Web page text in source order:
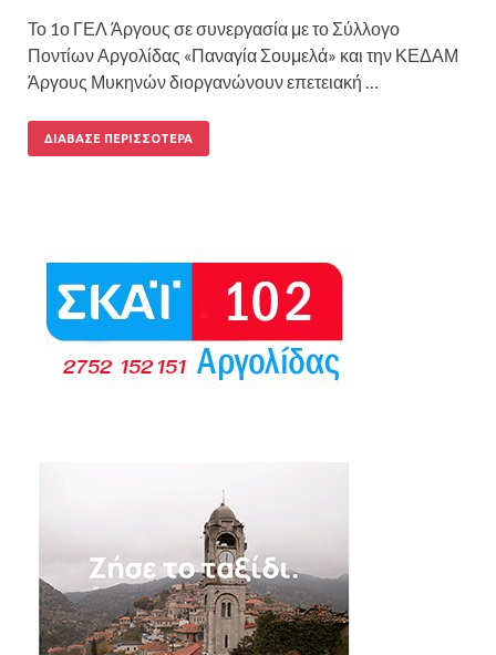
Το 1ο ΓΕΛ Άργους σε συνεργασία με το Σύλλογο
Ποντίων Αργολίδας «Παναγία Σουμελά» και την ΚΕΔΑΜ
Άργους Μυκηνών διοργανώνουν επετειακή …
ΔΙΆΒΑΣΕ ΠΕΡΙΣΣΌΤΕΡΑ